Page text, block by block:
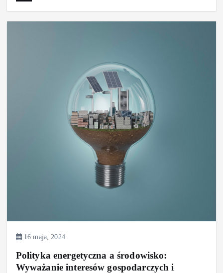
16 maja, 2024
Polityka energetyczna a środowisko:
Wyważanie interesów gospodarczych i